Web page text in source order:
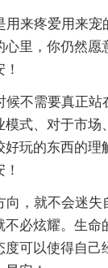
用来疼爱用来宠
心里，你仍然愿
候不需要真正站
模式、对于市场
好玩的东西的理
向，就不会迷失
不必炫耀。生命
度可以使得自己